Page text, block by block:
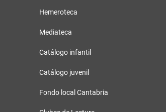
Hemeroteca
Mediateca
Catálogo infantil
Catálogo juvenil
Fondo local Cantabria